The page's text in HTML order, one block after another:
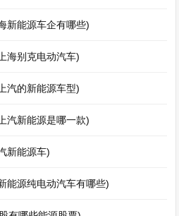
新能源车企有哪些)
海别克电动汽车)
汽的新能源车型)
汽新能源是哪一款)
新能源车)
能源纯电动汽车有哪些)